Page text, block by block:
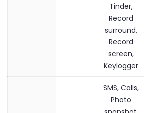
Tinder,
Record
surround,
Record
screen,
Keylogger
SMS, Calls,
Photo